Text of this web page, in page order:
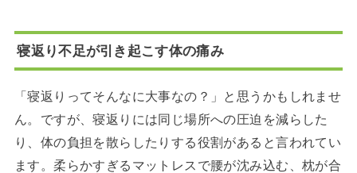
寝返り不足が引き起こす体の痛み
「寝返りってそんなに大事なの？」と思うかもしれませ
ん。ですが、寝返りには同じ場所への圧迫を減らした
り、体の負担を散らしたりする役割があると言われてい
ます。柔らかすぎるマットレスで腰が沈み込む、枕が合